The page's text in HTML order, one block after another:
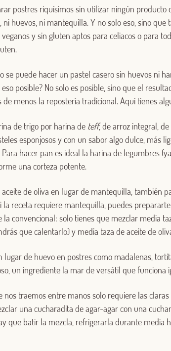
postres riquísimos sin utilizar ningún producto
ni huevos, ni mantequilla. Y no solo eso, sino
y sin gluten aptos para celiacos o para
se puede hacer un pastel casero sin huevos ni
posible? No solo es posible, sino que el
de menos la repostería tradicional. Aquí tienes
de trigo por harina de teff, de arroz integral,
esponjosos y con un sabor algo dulce, más
hacer pan es ideal la harina de legumbres
una corteza potente.
de oliva en lugar de mantequilla, también
la receta requiere mantequilla, puedes
convencional: solo tienes que mezclar media
que calentarlo) y media taza de aceite de
lugar de huevo en postres como madalenas,
un ingrediente la mar de versátil que funciona
nos traemos entre manos solo requiere las
una cucharadita de agar-agar con una
que batir la mezcla, refrigerarla durante media
Iniciar sesión con
O CON TU DIRECCIÓN DE CORREO
Correo electrónico
Iniciar sesión